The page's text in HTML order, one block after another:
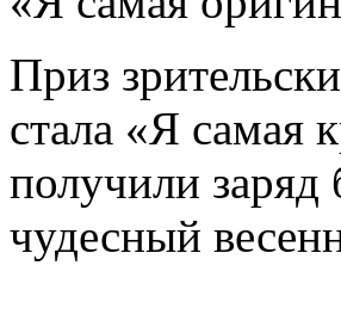
Приз
стала «Я самая
получили заряд
чудесный